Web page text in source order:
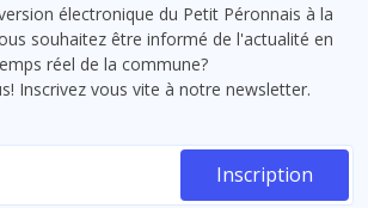
électronique du Petit Péronnais à la
souhaitez être informé de l'actualité en
réel de la commune?
Inscrivez vous vite à notre newsletter.